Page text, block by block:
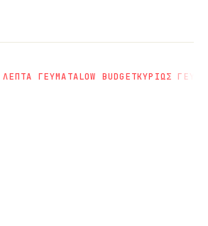
ΓΕΥΜΑΤΑLOW BUDGETΚΥΡΙΩΣ